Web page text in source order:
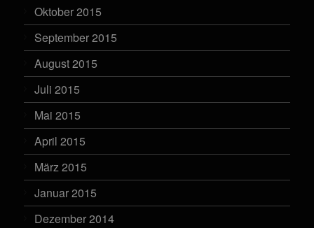
Oktober 2015
September 2015
August 2015
Juli 2015
Mai 2015
April 2015
März 2015
Januar 2015
Dezember 2014